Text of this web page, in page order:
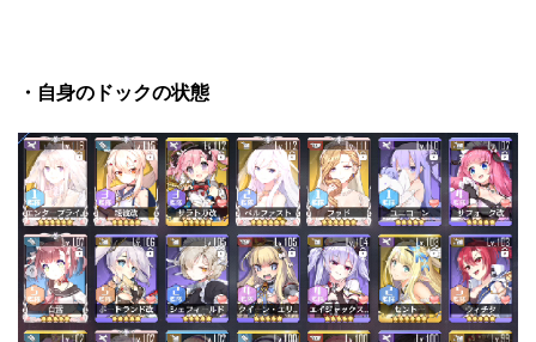
・自身のドックの状態